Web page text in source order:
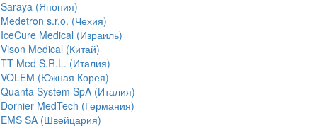
Saraya (Япония)
Medetron s.r.o. (Чехия)
IceCure Medical (Израиль)
Vison Medical (Китай)
TT Med S.R.L. (Италия)
VOLEM (Южная Корея)
Quanta System SpA (Италия)
Dornier MedTech (Германия)
EMS SA (Швейцария)